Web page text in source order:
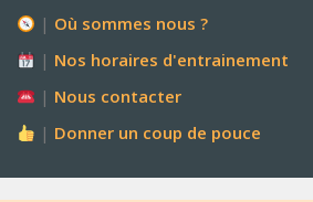
| Où sommes nous ?
| Nos horaires d'entrainement
| Nous contacter
| Donner un coup de pouce